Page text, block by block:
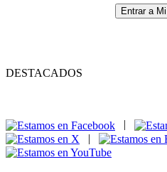
Entrar a
DESTACADOS
|
|